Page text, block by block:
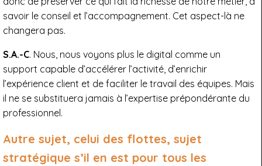
savoir le conseil et l’accompagnement. Cet aspect-là ne
changera pas.
S.A.-C. Nous, nous voyons plus le digital comme un
support capable d’accélérer l’activité, d’enrichir
l’expérience client et de faciliter le travail des équipes. Mais
il ne se substituera jamais à l’expertise prépondérante du
professionnel.
Autre sujet, celui des flottes, sujet
stratégique s’il en est pour tous les